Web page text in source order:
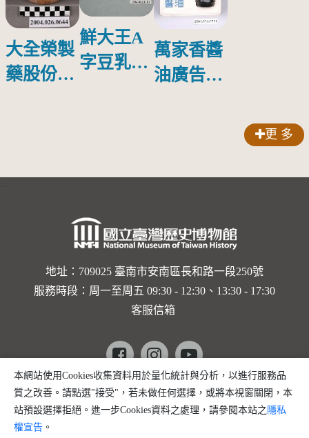
大全榮製
藥股份有
鮮大王A
字豆乳罐
萬家香醬
油廣告塑
更 多
地址：709025 臺南市安南區長和路一段250號
服務時段：周一至周五 09:30 - 12:30、13:30 - 17:30
客服信箱
Facebookinstagramyoutube
copyright @ 國立臺灣歷史博物館 版權所有
建議瀏覽器 Firefox、Chrome、edge 以上版本
本網站使用Cookies收集資料用於量化統計與分析，以進行服務品
質之改善。請點選"接受"，若未做任何選擇，或將本視窗關閉，本
站預設選擇拒絕。進一步Cookies資料之處理，請參閱本站之 隱私
權宣告 。